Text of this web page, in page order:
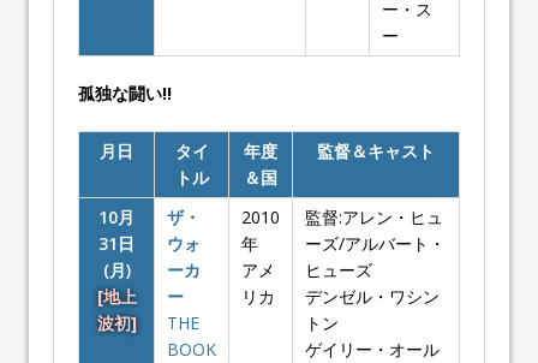
ー・ス
ー
孤独な闘い!!
月日
タイ
トル
年度
＆国
監督＆キャスト
10月
31日
(月)
[地上
波初]
ザ・
ウォ
ーカ
ー
THE
BOOK
2010
年
アメ
リカ
監督:アレン・ヒュ
ーズ/アルバート・
ヒューズ
デンゼル・ワシン
トン
ゲイリー・オール